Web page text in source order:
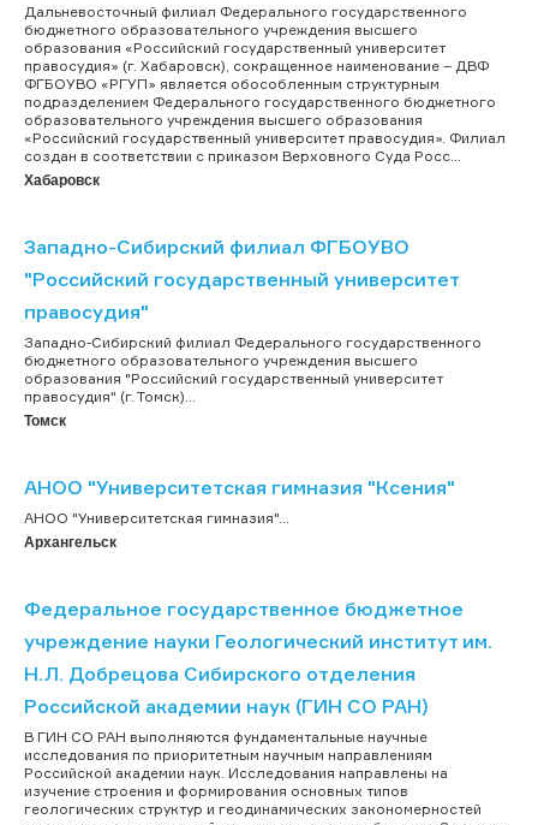
Дальневосточный филиал Федерального государственного
бюджетного образовательного учреждения высшего
образования «Российский государственный университет
правосудия» (г. Хабаровск), сокращенное наименование – ДВФ
ФГБОУВО «РГУП» является обособленным структурным
подразделением Федерального государственного бюджетного
образовательного учреждения высшего образования
«Российский государственный университет правосудия». Филиал
создан в соответствии с приказом Верховного Суда Росс...
Хабаровск
Западно-Сибирский филиал ФГБОУВО
"Российский государственный университет
правосудия"
Западно-Сибирский филиал Федерального государственного
бюджетного образовательного учреждения высшего
образования "Российский государственный университет
правосудия" (г. Томск)...
Томск
АНОО "Университетская гимназия "Ксения"
АНОО "Университетская гимназия"...
Архангельск
Федеральное государственное бюджетное
учреждение науки Геологический институт им.
Н.Л. Добрецова Сибирского отделения
Российской академии наук (ГИН СО РАН)
В ГИН СО РАН выполняются фундаментальные научные
исследования по приоритетным научным направлениям
Российской академии наук. Исследования направлены на
изучение строения и формирования основных типов
геологических структур и геодинамических закономерностей